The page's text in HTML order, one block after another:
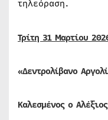
τηλεόραση.
Τρίτη 31 Μαρτίου
«Δεντρολίβανο
Καλεσμένος ο